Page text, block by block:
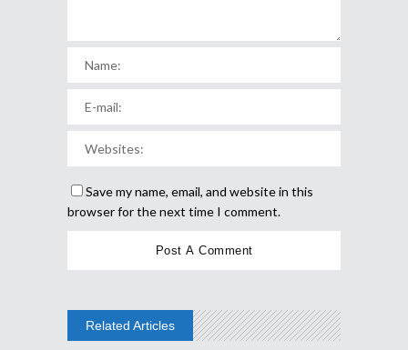
Save my name, email, and website in this
browser for the next time I comment.
Related Articles